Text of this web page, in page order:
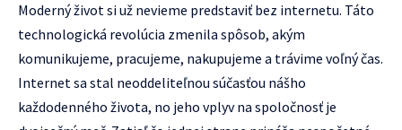
Moderný život si už nevieme predstaviť bez internetu. Táto
technologická revolúcia zmenila spôsob, akým
komunikujeme, pracujeme, nakupujeme a trávime voľný čas.
Internet sa stal neoddeliteľnou súčasťou nášho
každodenného života, no jeho vplyv na spoločnosť je